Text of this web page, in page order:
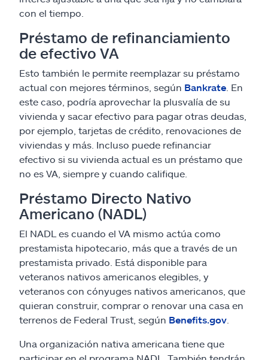
con el tiempo.
Préstamo de refinanciamiento
de efectivo VA
Esto también le permite reemplazar su préstamo
actual con mejores términos, según Bankrate . En
este caso, podría aprovechar la plusvalía de su
vivienda y sacar efectivo para pagar otras deudas,
por ejemplo, tarjetas de crédito, renovaciones de
viviendas y más. Incluso puede refinanciar
efectivo si su vivienda actual es un préstamo que
no es VA, siempre y cuando califique.
Préstamo Directo Nativo
Americano (NADL)
El NADL es cuando el VA mismo actúa como
prestamista hipotecario, más que a través de un
prestamista privado. Está disponible para
veteranos nativos americanos elegibles, y
veteranos con cónyuges nativos americanos, que
quieran construir, comprar o renovar una casa en
terrenos de Federal Trust, según Benefits.gov
Una organización nativa americana tiene que